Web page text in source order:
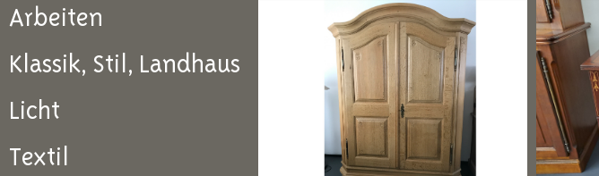
Arbeiten
Klassik, Stil, Landhaus
Licht
Textil